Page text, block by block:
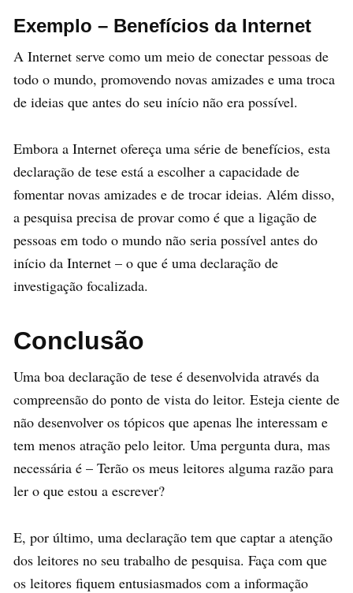
Exemplo – Benefícios da Internet
A Internet serve como um meio de conectar pessoas de
todo o mundo, promovendo novas amizades e uma troca
de ideias que antes do seu início não era possível.
Embora a Internet ofereça uma série de benefícios, esta
declaração de tese está a escolher a capacidade de
fomentar novas amizades e de trocar ideias. Além disso,
a pesquisa precisa de provar como é que a ligação de
pessoas em todo o mundo não seria possível antes do
início da Internet – o que é uma declaração de
investigação focalizada.
Conclusão
Uma boa declaração de tese é desenvolvida através da
compreensão do ponto de vista do leitor. Esteja ciente de
não desenvolver os tópicos que apenas lhe interessam e
tem menos atração pelo leitor. Uma pergunta dura, mas
necessária é – Terão os meus leitores alguma razão para
ler o que estou a escrever?
E, por último, uma declaração tem que captar a atenção
dos leitores no seu trabalho de pesquisa. Faça com que
os leitores fiquem entusiasmados com a informação